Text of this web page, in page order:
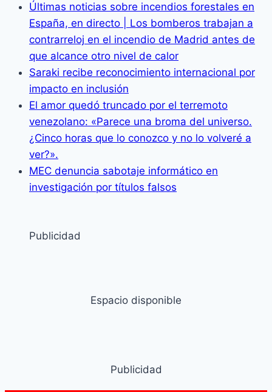
Últimas noticias sobre incendios forestales en
España, en directo | Los bomberos trabajan a
contrarreloj en el incendio de Madrid antes de
que alcance otro nivel de calor
Saraki recibe reconocimiento internacional por
impacto en inclusión
El amor quedó truncado por el terremoto
venezolano: «Parece una broma del universo.
¿Cinco horas que lo conozco y no lo volveré a
ver?».
MEC denuncia sabotaje informático en
investigación por títulos falsos
Publicidad
Espacio disponible
Publicidad